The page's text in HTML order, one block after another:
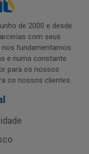
de 2000 e desde
com seus
nos fundamentamos
e numa constante
para os nossos
os nossos clientes.